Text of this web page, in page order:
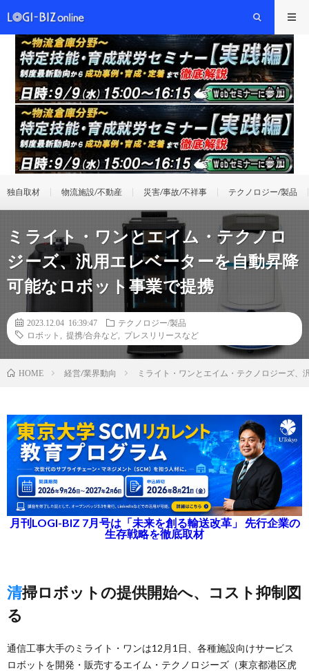
独自取材 物流施設/不動産 災害/事故/不祥事 テクノロジー/製品
ミライト・ワンとエイム・テクノロ
ジーズ、汎用エレベーターを自動昇降
可能なロボット事業で提携
2023.12.04 16:39:47
テクノロジー/製品
ロボット
提携/合弁など プレスリリースなど
HOME 経営/業界動向 ミライト・ワンとエイム・テクノロジーズ
月刊LOGI-BIZ 7月号は「未来を創る輸送改革」 先行企業の
生存戦略を徹底取材
清掃ロボットの提供開始へ、コスト抑制図
る
通信工事大手のミライト・ワンは12月1日、各種施設向けサービス
ロボットを開発・販売するエイム・テクノロジーズ（東京都港区虎